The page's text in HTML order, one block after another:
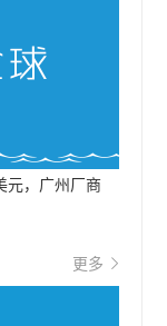
元，广州厂商
更多